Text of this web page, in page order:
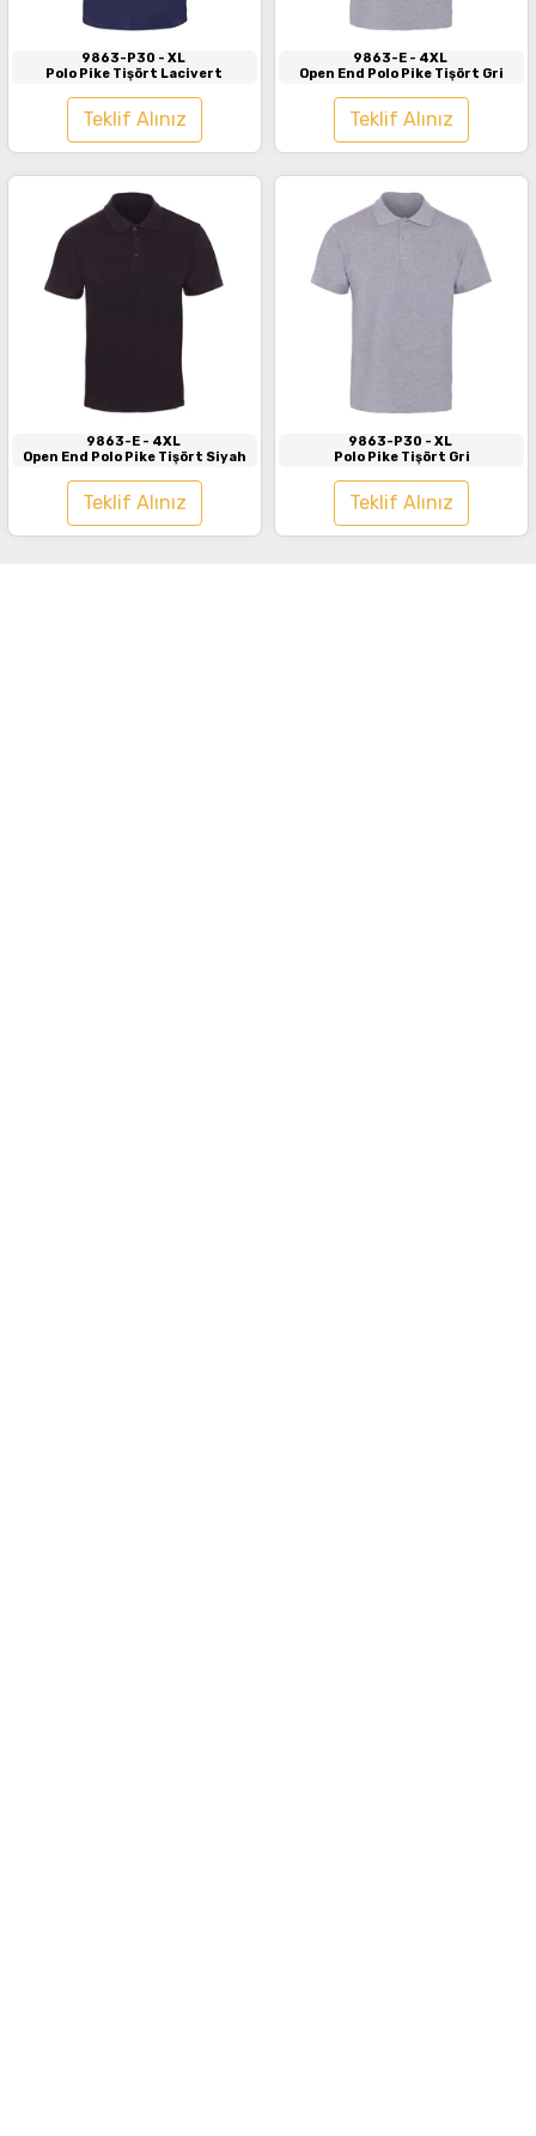
9863-P30 - XL
Polo Pike Tişört Lacivert
Teklif Alınız
9863-E - 4XL
Open End Polo Pike Tişört Gri
Teklif Alınız
9863-E - 4XL
Open End Polo Pike Tişört Siyah
Teklif Alınız
9863-P30 - XL
Polo Pike Tişört Gri
Teklif Alınız